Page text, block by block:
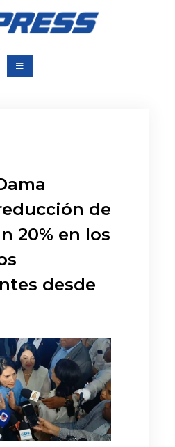
Dominicana
de Prensa
de
20% en los
desde